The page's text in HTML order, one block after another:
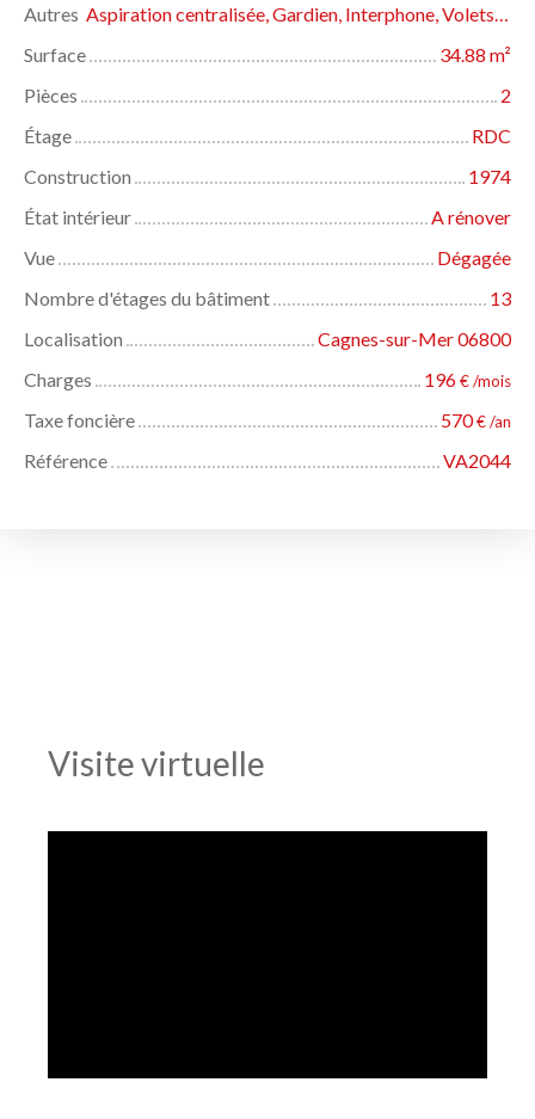
Autres
Aspiration centralisée, Gardien, Interphone, Volets électriques
Surface
34.88 m²
Pièces
2
Étage
RDC
Construction
1974
État intérieur
A rénover
Vue
Dégagée
Nombre d'étages du bâtiment
13
Localisation
Cagnes-sur-Mer 06800
Charges
196€ /mois
Taxe foncière 570€ /an
Référence VA2044
Visite virtuelle